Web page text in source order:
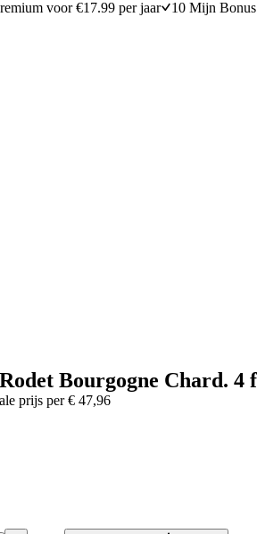
voor €17.99 per jaar 10 Mijn
Bourgogne Chard. 4
prijs per € 47,96